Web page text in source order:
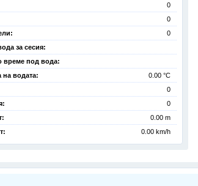
0
0
0
за сесия:
време под вода:
на водата:
0.00 °C
0
0
0.00 m
0.00 km/h